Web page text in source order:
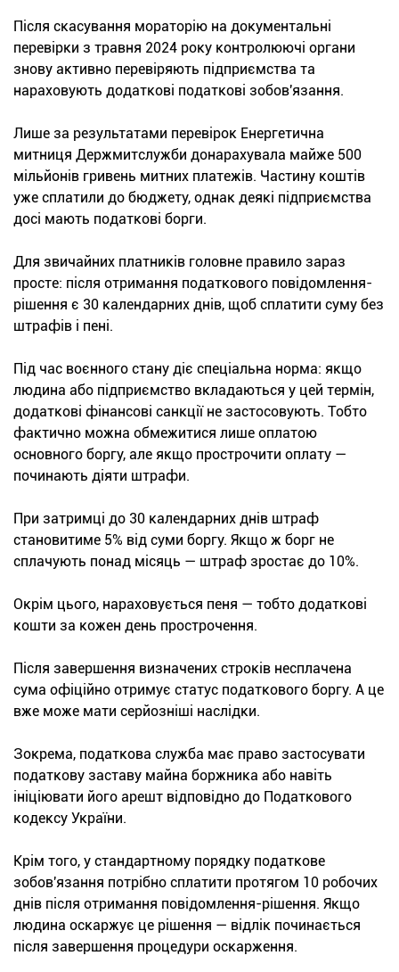
Після скасування мораторію на документальні
перевірки з травня 2024 року контролюючі органи
знову активно перевіряють підприємства та
нараховують додаткові податкові зобов'язання.
Лише за результатами перевірок Енергетична
митниця Держмитслужби донарахувала майже 500
мільйонів гривень митних платежів. Частину коштів
уже сплатили до бюджету, однак деякі підприємства
досі мають податкові борги.
Для звичайних платників головне правило зараз
просте: після отримання податкового повідомлення-
рішення є 30 календарних днів, щоб сплатити суму без
штрафів і пені.
Під час воєнного стану діє спеціальна норма: якщо
людина або підприємство вкладаються у цей термін,
додаткові фінансові санкції не застосовують. Тобто
фактично можна обмежитися лише оплатою
основного боргу, але якщо прострочити оплату —
починають діяти штрафи.
При затримці до 30 календарних днів штраф
становитиме 5% від суми боргу. Якщо ж борг не
сплачують понад місяць — штраф зростає до 10%.
Окрім цього, нараховується пеня — тобто додаткові
кошти за кожен день прострочення.
Після завершення визначених строків несплачена
сума офіційно отримує статус податкового боргу. А це
вже може мати серйозніші наслідки.
Зокрема, податкова служба має право застосувати
податкову заставу майна боржника або навіть
ініціювати його арешт відповідно до Податкового
кодексу України.
Крім того, у стандартному порядку податкове
зобов'язання потрібно сплатити протягом 10 робочих
днів після отримання повідомлення-рішення. Якщо
людина оскаржує це рішення — відлік починається
після завершення процедури оскарження.